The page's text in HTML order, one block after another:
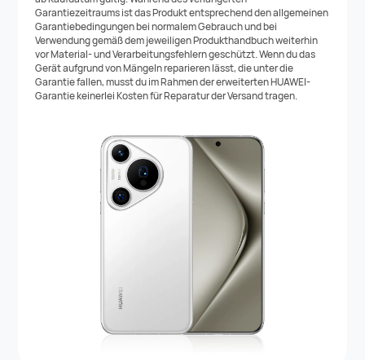
Garantiezeitraums ist das Produkt entsprechend den allgemeinen
Garantiebedingungen bei normalem Gebrauch und bei
Verwendung gemäß dem jeweiligen Produkthandbuch weiterhin
vor Material- und Verarbeitungsfehlern geschützt. Wenn du das
Gerät aufgrund von Mängeln reparieren lässt, die unter die
Garantie fallen, musst du im Rahmen der erweiterten HUAWEI-
Garantie keinerlei Kosten für Reparatur der Versand tragen.